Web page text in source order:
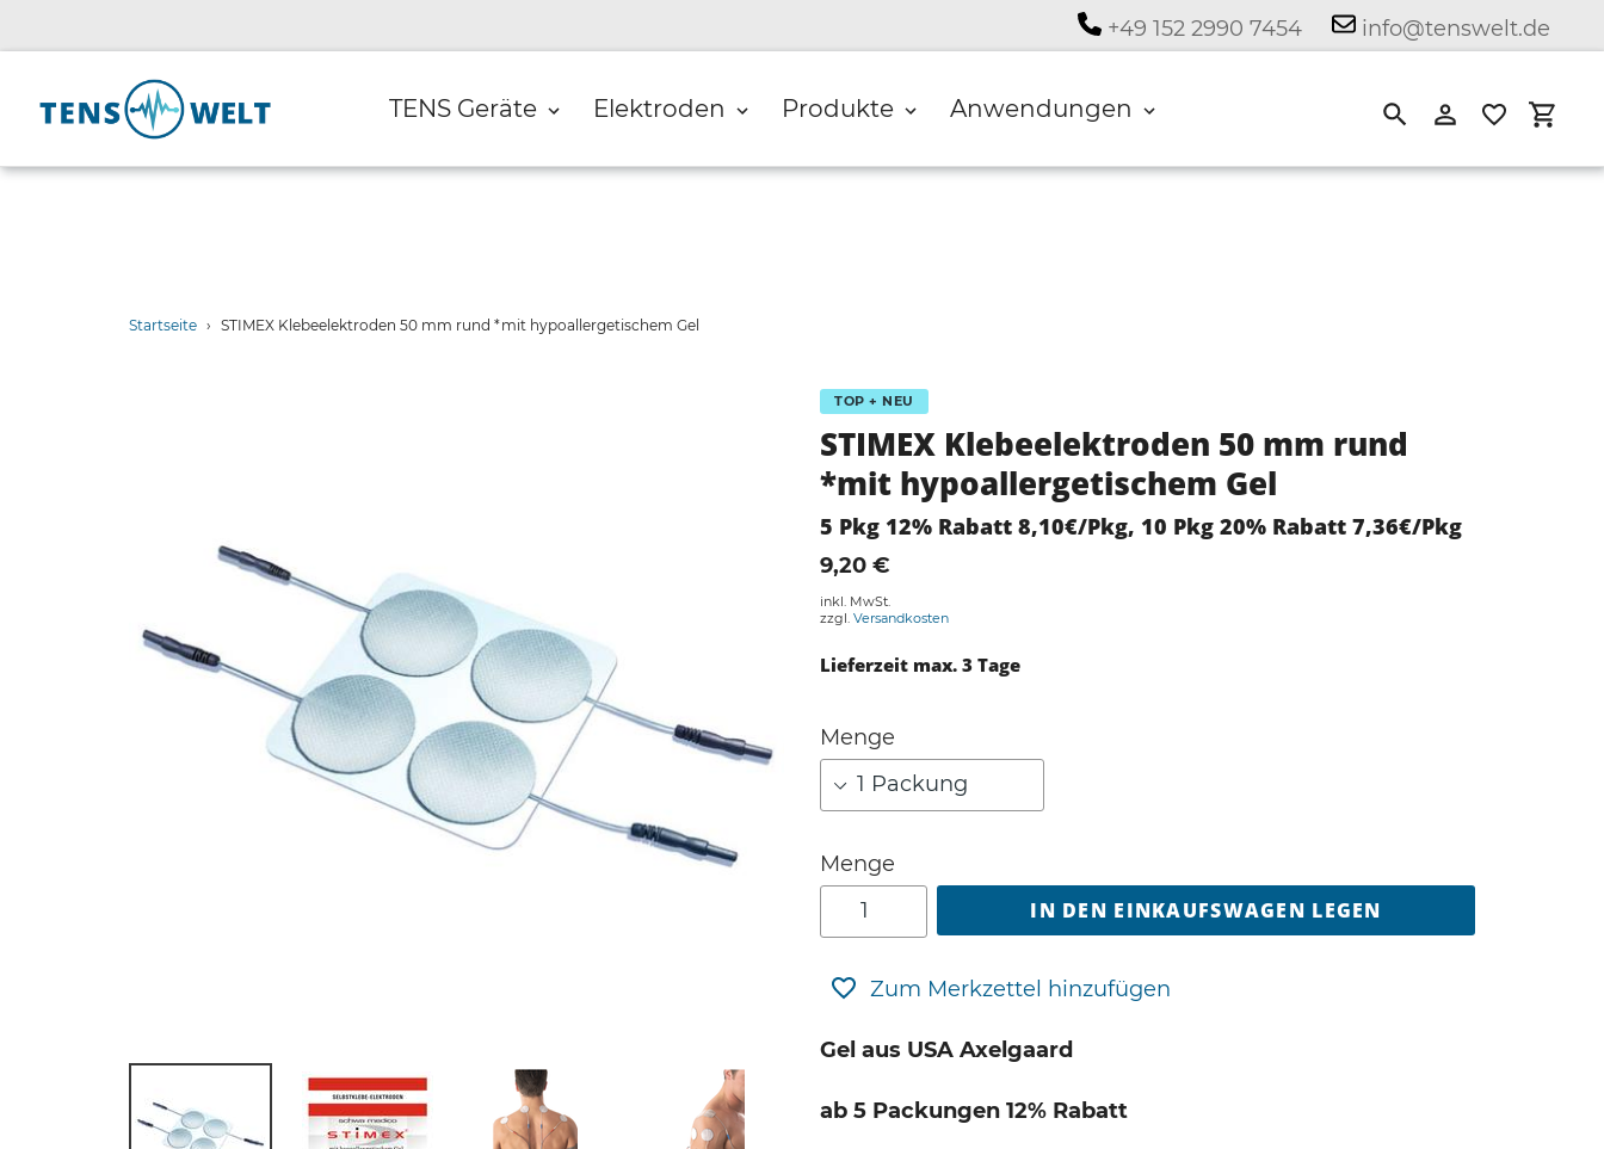
zum
+49 152 2990 7454 info@tenswelt.de
TENS Geräte Elektroden Produkte Anwendungen
SuchenEinloggen
Startseite › STIMEX Klebeelektroden 50 mm rund *mit hypoallergetischem Gel
TOP + NEU
STIMEX Klebeelektroden 50 mm rund
*mit hypoallergetischem Gel
5 Pkg 12% Rabatt 8,10€/Pkg, 10 Pkg 20% Rabatt 7,36€/Pkg
9,20 €
inkl. MwSt.
zzgl. Versandkosten
Lieferzeit max. 3 Tage
Menge
Menge
IN DEN EINKAUFSWAGEN LEGEN
Zum Merkzettel hinzufügen
Gel aus USA Axelgaard
ab 5 Packungen 12% Rabatt